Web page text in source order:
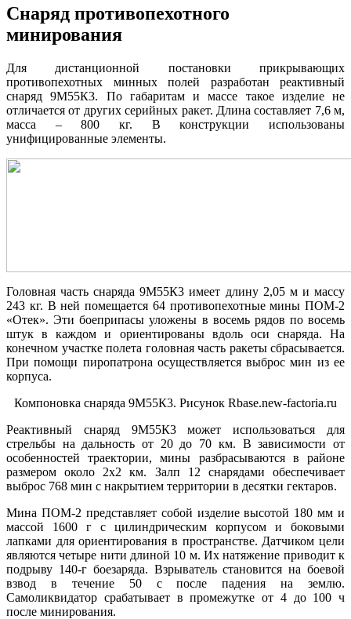
Снаряд противопехотного
минирования
Для дистанционной постановки прикрывающих
противопехотных минных полей разработан реактивный
снаряд 9М55К3. По габаритам и массе такое изделие не
отличается от других серийных ракет. Длина составляет 7,6 м,
масса – 800 кг. В конструкции использованы
унифицированные элементы.
Головная часть снаряда 9М55К3 имеет длину 2,05 м и массу
243 кг. В ней помещается 64 противопехотные мины ПОМ-2
«Отек». Эти боеприпасы уложены в восемь рядов по восемь
штук в каждом и ориентированы вдоль оси снаряда. На
конечном участке полета головная часть ракеты сбрасывается.
При помощи пиропатрона осуществляется выброс мин из ее
корпуса.
Компоновка снаряда 9М55К3. Рисунок Rbase.new-factoria.ru
Реактивный снаряд 9М55К3 может использоваться для
стрельбы на дальность от 20 до 70 км. В зависимости от
особенностей траектории, мины разбрасываются в районе
размером около 2х2 км. Залп 12 снарядами обеспечивает
выброс 768 мин с накрытием территории в десятки гектаров.
Мина ПОМ-2 представляет собой изделие высотой 180 мм и
массой 1600 г с цилиндрическим корпусом и боковыми
лапками для ориентирования в пространстве. Датчиком цели
являются четыре нити длиной 10 м. Их натяжение приводит к
подрыву 140-г боезаряда. Взрыватель становится на боевой
взвод в течение 50 с после падения на землю.
Самоликвидатор срабатывает в промежутке от 4 до 100 ч
после минирования.